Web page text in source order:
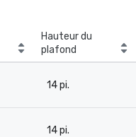
Hauteur du
plafond
14 pi.
14 pi.